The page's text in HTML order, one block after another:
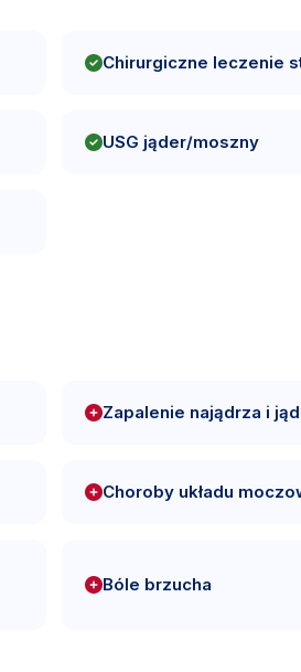
Chirurgiczne leczenie
USG jąder/moszny
Zapalenie najądrza i
Choroby układu
Bóle brzucha